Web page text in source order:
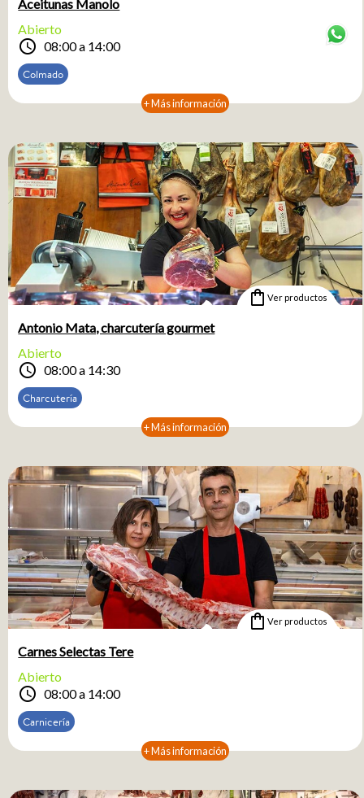
Aceitunas Manolo
Abierto
schedule 08:00 a 14:00
Colmado
+ Más información
shopping_bag Ver productos
Antonio Mata, charcutería gourmet
Abierto
schedule 08:00 a 14:30
Charcutería
+ Más información
shopping_bag Ver productos
Carnes Selectas Tere
Abierto
schedule 08:00 a 14:00
Carnicería
+ Más información